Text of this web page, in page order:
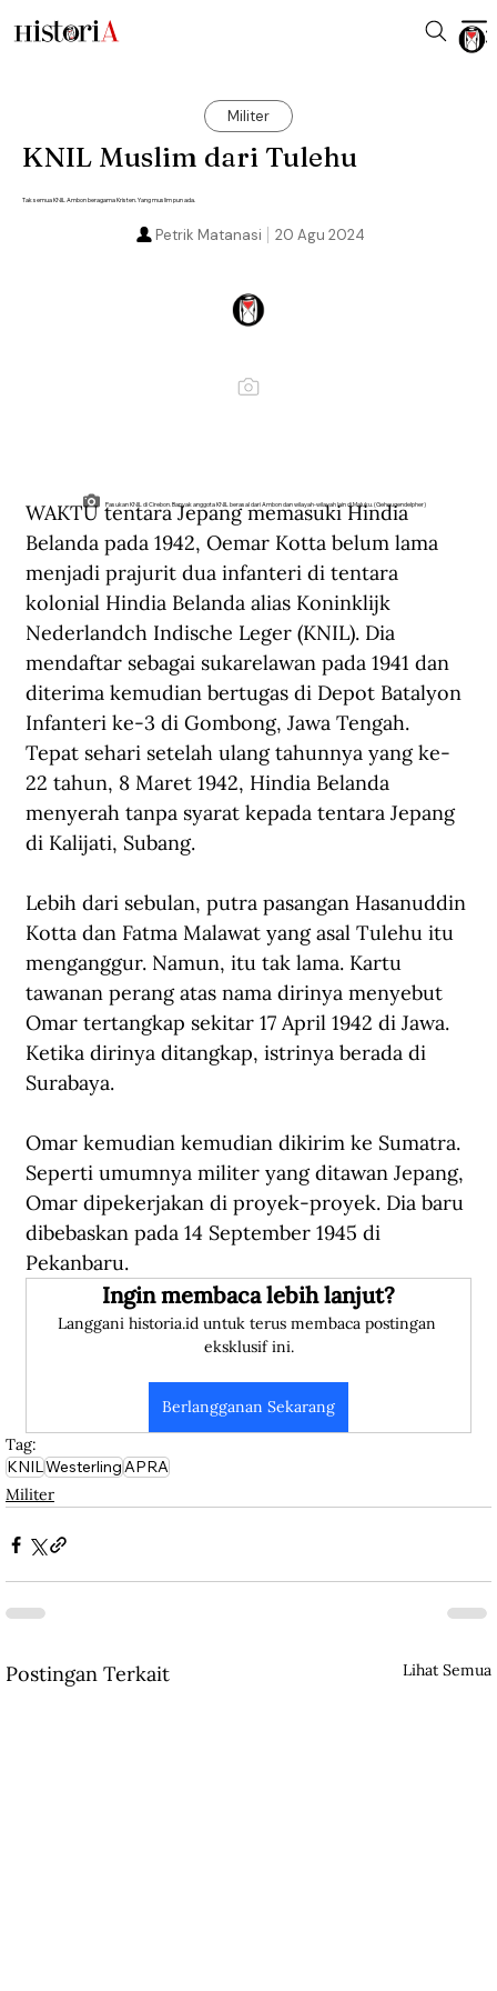
Militer
KNIL Muslim dari Tulehu
Tak semua KNIL Ambon beragama Kristen. Yang muslim pun ada.
20 Agu 2024
Petrik Matanasi
Pasukan KNIL di Cirebon. Banyak anggota KNIL berasal dari Ambon dan wilayah-wilayah lain di Maluku. (Geheugendelpher)
WAKTU tentara Jepang memasuki Hindia
Belanda pada 1942, Oemar Kotta belum lama
menjadi prajurit dua infanteri di tentara
kolonial Hindia Belanda alias Koninklijk
Nederlandch Indische Leger (KNIL). Dia
mendaftar sebagai sukarelawan pada 1941 dan
diterima kemudian bertugas di Depot Batalyon
Infanteri ke-3 di Gombong, Jawa Tengah.
Tepat sehari setelah ulang tahunnya yang ke-
22 tahun, 8 Maret 1942, Hindia Belanda
menyerah tanpa syarat kepada tentara Jepang
di Kalijati, Subang.
Lebih dari sebulan, putra pasangan Hasanuddin
Kotta dan Fatma Malawat yang asal Tulehu itu
menganggur. Namun, itu tak lama. Kartu
tawanan perang atas nama dirinya menyebut
Omar tertangkap sekitar 17 April 1942 di Jawa.
Ketika dirinya ditangkap, istrinya berada di
Surabaya.
Omar kemudian kemudian dikirim ke Sumatra.
Seperti umumnya militer yang ditawan Jepang,
Omar dipekerjakan di proyek-proyek. Dia baru
dibebaskan pada 14 September 1945 di
Pekanbaru.
Ingin membaca lebih lanjut?
Langgani historia.id untuk terus membaca postingan
eksklusif ini.
Berlangganan Sekarang
Tag:
KNILWesterlingAPRA
Militer
Postingan Terkait Lihat Semua